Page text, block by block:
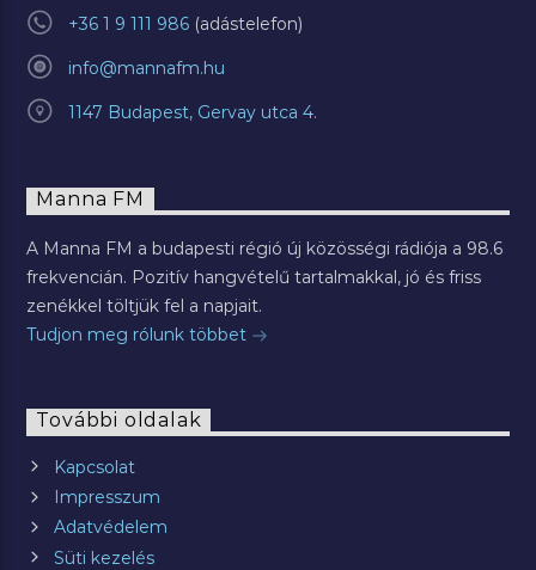
+36 1 9 111 986
info@mannafm.hu
1147 Budapest, Gervay utca 4.
Manna FM
A Manna FM a budapesti régió új közösségi rádiója a 98.6
frekvencián. Pozitív hangvételű tartalmakkal, jó és friss
zenékkel töltjük fel a napjait.
Tudjon meg rólunk többet
További oldalak
Kapcsolat
Impresszum
Adatvédelem
Süti kezelés